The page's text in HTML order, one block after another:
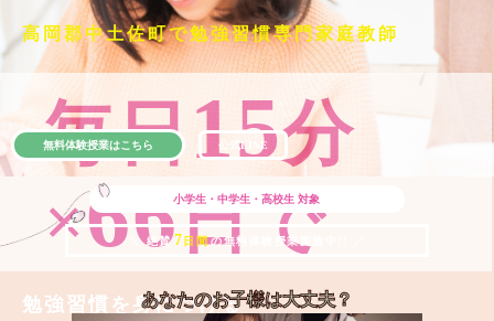
高岡郡中土佐町で勉強習慣専門家庭教師
毎日15分
×66日で
勉強習慣を身につける
小学生・中学生・高校生 対象
＼ 絶賛 7 日間の無料体験授業実施中!! ／
無料体験授業はこちら 公式LINE
あなたのお子様は大丈夫？